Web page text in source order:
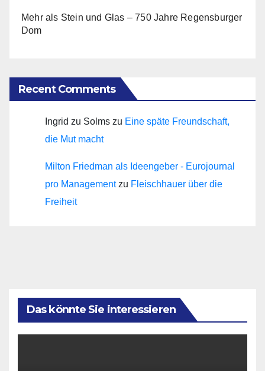
Mehr als Stein und Glas – 750 Jahre Regensburger
Dom
Recent Comments
Ingrid zu Solms zu Eine späte Freundschaft,
die Mut macht
Milton Friedman als Ideengeber - Eurojournal
pro Managementzu Fleischhauer über die
Freiheit
Das könnte Sie interessieren